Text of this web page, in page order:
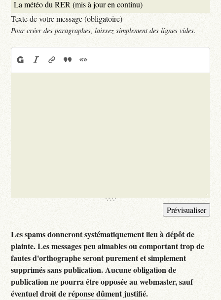
Texte de votre message (obligatoire)
Pour créer des paragraphes, laissez simplement des lignes vides.
Les spams donneront systématiquement lieu à dépôt de
plainte. Les messages peu aimables ou comportant trop de
fautes d'orthographe seront purement et simplement
supprimés sans publication. Aucune obligation de
publication ne pourra être opposée au webmaster, sauf
éventuel droit de réponse dûment justifié.